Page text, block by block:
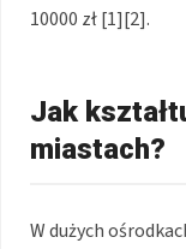
10000 zł [1][2].
Jak
miastach?
W dużych